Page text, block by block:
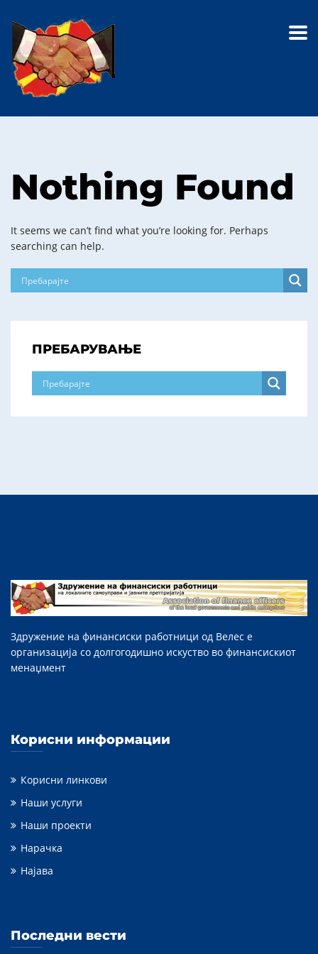
Nothing Found
It seems we can’t find what you’re looking for. Perhaps
searching can help.
ПРЕБАРУВАЊЕ
Здружение на финансиски работници од Велес е
организација со долгогодишно искуство во финансискиот
менаџмент
Корисни информации
Корисни линкови
Наши услуги
Наши проекти
Нарачка
Најава
Последни вести